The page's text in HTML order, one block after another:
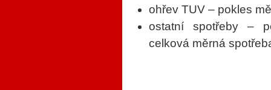
ohřev TUV – pokles
ostatní spotřeby –
celková měrná